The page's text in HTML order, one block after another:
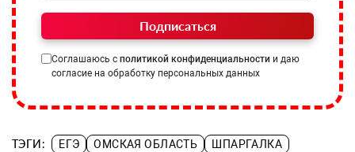
Подписаться
Соглашаюсь с политикой конфиденциальности и даю
согласие на обработку персональных данных
ТЭГИ: ЕГЭ ОМСКАЯ ОБЛАСТЬ ШПАРГАЛКА